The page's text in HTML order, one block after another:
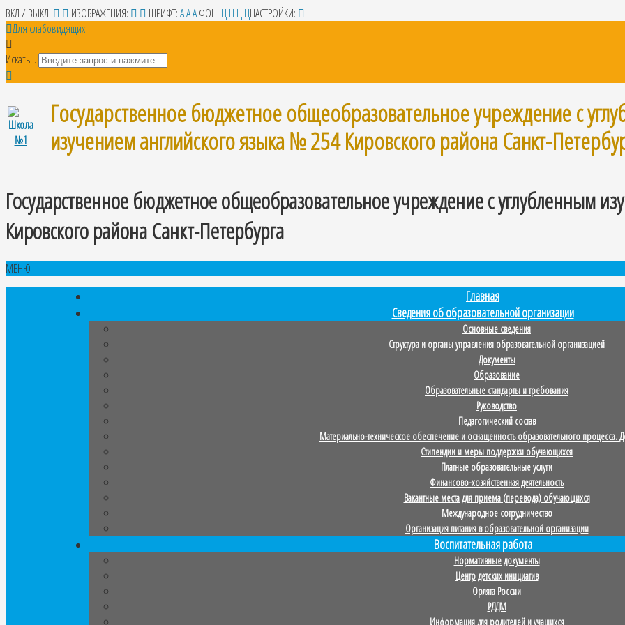
ВКЛ / ВЫКЛ: ИЗОБРАЖЕНИЯ: ШРИФТ:AAAФОН: ЦЦЦЦНАСТРОЙКИ:
Для слабовидящих
Искать...
Государственное бюджетное общеобразовательное учреждение с
изучением английского языка № 254 Кировского района Санкт-
Государственное бюджетное общеобразовательное учреждение с углубленным
Кировского района Санкт-Петербурга
МЕНЮ
Главная
Сведения об образовательной организации
Основные сведения
Структура и органы управления образовательной организацией
Документы
Образование
Образовательные стандарты и требования
Руководство
Педагогический состав
Материально-техническое обеспечение и оснащенность образовательного процесса.
Стипендии и меры поддержки обучающихся
Платные образовательные услуги
Финансово-хозяйственная деятельность
Вакантные места для приема (перевода) обучающихся
Международное сотрудничество
Организация питания в образовательной организации
Воспитательная работа
Нормативные документы
Центр детских инициатив
Орлята России
РДДМ
Информация для родителей и учащихся